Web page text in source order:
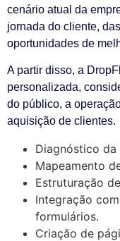
cenário atual da
jornada do cliente,
oportunidades de
A partir disso, a
personalizada,
do público, a
aquisição de clientes.
Diagnóstico
Mapeamento
Estruturação
Integração
formulários.
Criação de